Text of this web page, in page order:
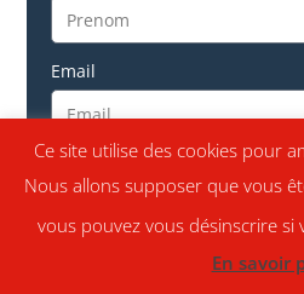
Email
Le sujet de la demande
Ce site utilise des cookies pour
Nous allons supposer que vous
vous pouvez vous désinscrire si
En savoir